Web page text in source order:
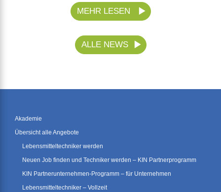
MEHR LESEN
ALLE NEWS
Akademie
Übersicht alle Angebote
Lebensmitteltechniker werden
Neuen Job finden und Techniker werden – KIN Partnerprogramm
KIN Partnerunternehmen-Programm – für Unternehmen
Lebensmitteltechniker – Vollzeit